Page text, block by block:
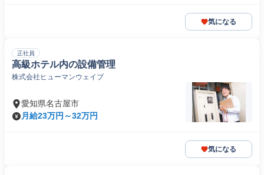
気になる
正社員
高級ホテル内の設備管理
株式会社ヒューマンウェイブ
愛知県名古屋市
月給23万円～32万円
気になる